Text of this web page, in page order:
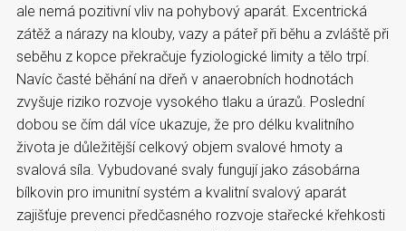
ale nemá pozitivní vliv na pohybový aparát. Excentrická
zátěž a nárazy na klouby, vazy a páteř při běhu a zvláště při
seběhu z kopce překračuje fyziologické limity a tělo trpí.
Navíc časté běhání na dřeň v anaerobních hodnotách
zvyšuje riziko rozvoje vysokého tlaku a úrazů. Poslední
dobou se čím dál více ukazuje, že pro délku kvalitního
života je důležitější celkový objem svalové hmoty a
svalová síla. Vybudované svaly fungují jako zásobárna
bílkovin pro imunitní systém a kvalitní svalový aparát
zajišťuje prevenci předčasného rozvoje stařecké křehkosti